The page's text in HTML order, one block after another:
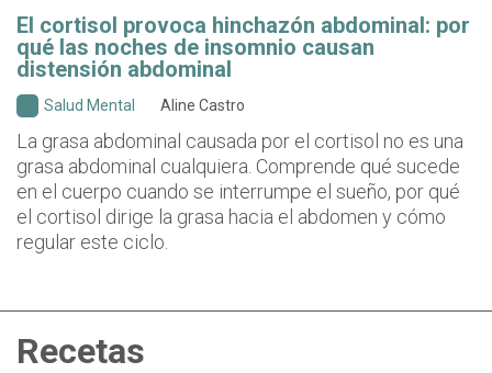
El cortisol provoca hinchazón abdominal: por
qué las noches de insomnio causan
distensión abdominal
Salud Mental Aline Castro
La grasa abdominal causada por el cortisol no es una
grasa abdominal cualquiera. Comprende qué sucede
en el cuerpo cuando se interrumpe el sueño, por qué
el cortisol dirige la grasa hacia el abdomen y cómo
regular este ciclo.
Recetas